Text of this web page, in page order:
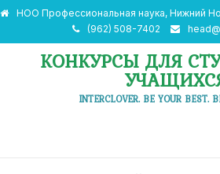
НОО Профессиональная наука, Нижний
(962) 508-7402
КОНКУРСЫ ДЛЯ
INTERCLOVER. BE YOUR BEST.